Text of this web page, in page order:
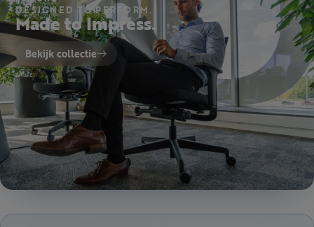
DESIGNED TO PERFORM.
Made to Impress.
Bekijk collectie